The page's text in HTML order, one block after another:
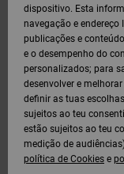
dispositivo. Esta
navegação e
publicações e
e o desempenho do
personalizados; para
desenvolver e
definir as tuas
sujeitos ao teu
estão sujeitos ao teu
medição de
política de Cookies e